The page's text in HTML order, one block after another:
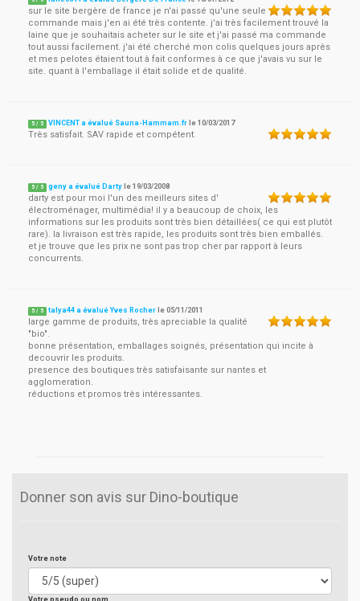
sur le site bergère de france je n'ai passé qu'une seule
commande mais j'en ai été très contente. j'ai très facilement trouvé la
laine que je souhaitais acheter sur le site et j'ai passé ma commande
tout aussi facilement. j'ai été cherché mon colis quelques jours après
et mes pelotes étaient tout à fait conformes à ce que j'avais vu sur le
site. quant à l'emballage il était solide et de qualité.
5 / 5 VINCENT a évalué Sauna-Hammam.fr le10/03/2017
Très satisfait. SAV rapide et compétent.
5 / 5 geny a évalué Darty le19/03/2008
darty est pour moi l'un des meilleurs sites d'
électroménager, multimédia! il y a beaucoup de choix, les
informations sur les produits sont très bien détaillées( ce qui est plutôt
rare). la livraison est très rapide, les produits sont très bien emballés.
et je trouve que les prix ne sont pas trop cher par rapport à leurs
concurrents.
5 / 5 talya44 a évalué Yves Rocher le05/11/2011
large gamme de produits, très apreciable la qualité
"bio".
bonne présentation, emballages soignés, présentation qui incite à
decouvrir les produits.
presence des boutiques très satisfaisante sur nantes et
agglomeration.
réductions et promos très intéressantes.
Donner son avis sur Dino-boutique
Votre note
Votre pseudo ou nom